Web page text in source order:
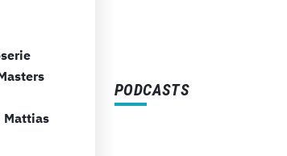
Mattias
PODCASTS